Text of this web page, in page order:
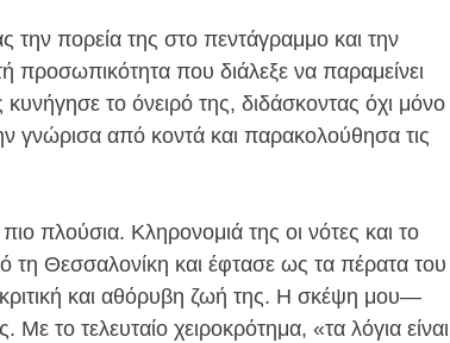
πορεία της στο πεντάγραμμο και την
προσωπικότητα που διάλεξε να παραμείνει
το όνειρό της, διδάσκοντας όχι μόνο
γνώρισα από κοντά και παρακολούθησα τις
πλούσια. Κληρονομιά της οι νότες και το
Θεσσαλονίκη και έφτασε ως τα πέρατα του
και αθόρυβη ζωή της. Η σκέψη μου—
το τελευταίο χειροκρότημα, «τα λόγια είναι